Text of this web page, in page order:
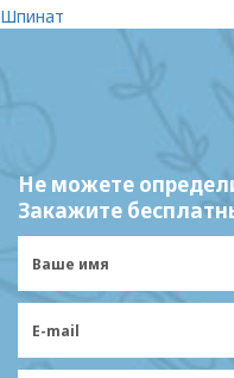
Шпинат
Не можете
Закажите